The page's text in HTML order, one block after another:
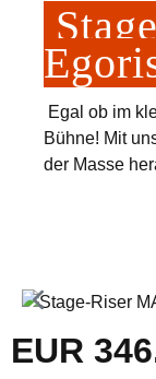
Egal ob im
Bühne! Mit
der Masse
Bildergalerie
Regulärer Preis:
EUR